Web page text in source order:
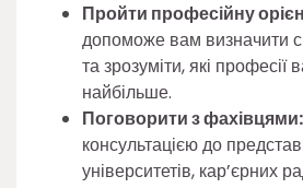
Пройти професійну
допоможе вам визначити
та зрозуміти, які професії
найбільше.
Поговорити з фахівцями:
консультацією до
університетів, кар’єрних